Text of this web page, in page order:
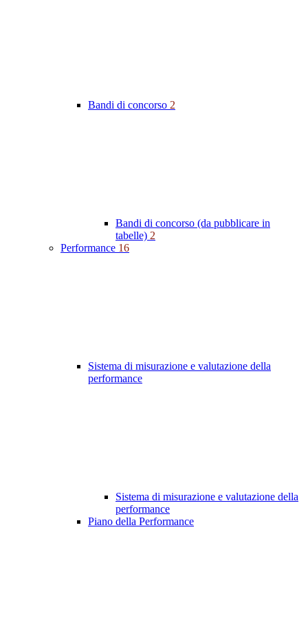
Bandi di concorso 2
Bandi di concorso (da pubblicare in
tabelle) 2
Performance 16
Sistema di misurazione e valutazione della
performance
Sistema di misurazione e valutazione della
performance
Piano della Performance